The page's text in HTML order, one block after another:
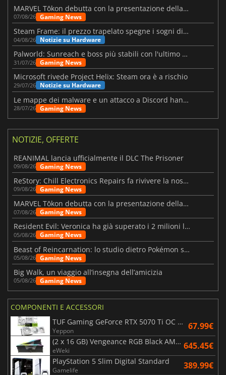
MARVEL Tōkon debutta con la presentazione della roadmap per il primo anno
07/08/26 Gaming News
Steam Frame: il prezzo trapelato spegne i sogni di un VR economico
04/08/26 Notizie su Hardware
Palworld: Sunreach e boss più stabili con l'ultimo update
31/07/26 Gaming News
Microsoft rivede Project Helix: Steam ora è a rischio
29/07/26 Notizie su Hardware
Le mappe dei malware e un attacco a Discord hanno colpito Meccha Chameleon
28/07/26 Gaming News
NOTIZIE, OFFERTE
REANIMAL lancia ufficialmente il DLC The Prisoner
09/08/26 Gaming News
ReStory: Chill Electronics Repairs fa rivivere la nostalgia degli anni 2000
09/08/26 Gaming News
MARVEL Tōkon debutta con la presentazione della roadmap per il primo anno
07/08/26 Gaming News
Resident Evil: Veronica ha già superato i 2 milioni liste dei desideri
05/08/26 Gaming News
Beast of Reincarnation: lo studio dietro Pokémon su una nuova strada
05/08/26 Gaming News
Big Walk, un viaggio all’insegna dell’amicizia
05/08/26 Gaming News
COMPONENTI E ACCESSORI
TUF Gaming GeForce RTX 5070 Ti OC White Edition 16GB
Yeppon 67.99€
(2 x 16 GB) Vengeance RGB Black AMD Expo 6000 MHz - CAS 30
eWeki 645.45€
PlayStation 5 Slim Digital Standard
Gamelife 389.99€